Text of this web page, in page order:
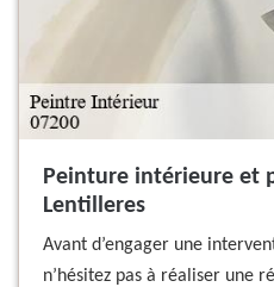
Peinture intérieure et
Lentilleres
Avant d’engager une
n’hésitez pas à réaliser une